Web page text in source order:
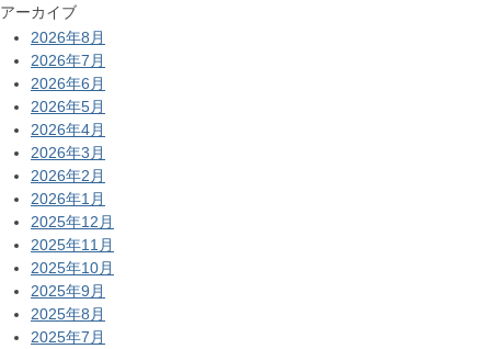
アーカイブ
2026年8月
2026年7月
2026年6月
2026年5月
2026年4月
2026年3月
2026年2月
2026年1月
2025年12月
2025年11月
2025年10月
2025年9月
2025年8月
2025年7月